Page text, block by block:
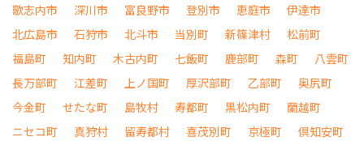
歌志内市 深川市 富良野市 登別市 恵庭市
伊達市
北広島市
石狩市 北斗市 当別町 新篠津村
松前町
福島町
知内町 木古内町 七飯町 鹿部町 森町
八雲町
長万部町
江差町 上ノ国町 厚沢部町 乙部町
奥尻町
今金町
せたな町 島牧村 寿都町 黒松内町
蘭越町
ニセコ町
真狩村 留寿都村 喜茂別町 京極町
倶知安町